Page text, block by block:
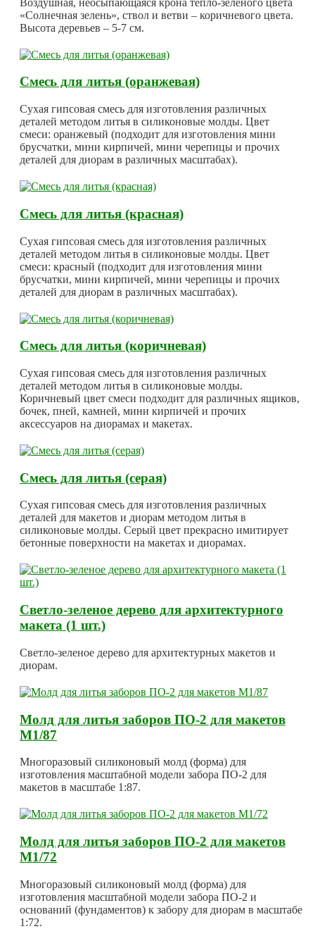
«Солнечная зелень», ствол и ветви – коричневого цвета.
Высота деревьев – 5-7 см.
Смесь для литья (оранжевая)
Сухая гипсовая смесь для изготовления различных
деталей методом литья в силиконовые молды. Цвет
смеси: оранжевый (подходит для изготовления мини
брусчатки, мини кирпичей, мини черепицы и прочих
деталей для диорам в различных масштабах).
Смесь для литья (красная)
Сухая гипсовая смесь для изготовления различных
деталей методом литья в силиконовые молды. Цвет
смеси: красный (подходит для изготовления мини
брусчатки, мини кирпичей, мини черепицы и прочих
деталей для диорам в различных масштабах).
Смесь для литья (коричневая)
Сухая гипсовая смесь для изготовления различных
деталей методом литья в силиконовые молды.
Коричневый цвет смеси подходит для различных ящиков,
бочек, пней, камней, мини кирпичей и прочих
аксессуаров на диорамах и макетах.
Смесь для литья (серая)
Сухая гипсовая смесь для изготовления различных
деталей для макетов и диорам методом литья в
силиконовые молды. Серый цвет прекрасно имитирует
бетонные поверхности на макетах и диорамах.
Светло-зеленое дерево для архитектурного
макета (1 шт.)
Светло-зеленое дерево для архитектурных макетов и
диорам.
Молд для литья заборов ПО-2 для макетов
М1/87
Многоразовый силиконовый молд (форма) для
изготовления масштабной модели забора ПО-2 для
макетов в масштабе 1:87.
Молд для литья заборов ПО-2 для макетов
М1/72
Многоразовый силиконовый молд (форма) для
изготовления масштабной модели забора ПО-2 и
оснований (фундаментов) к забору для диорам в масштабе
1:72.